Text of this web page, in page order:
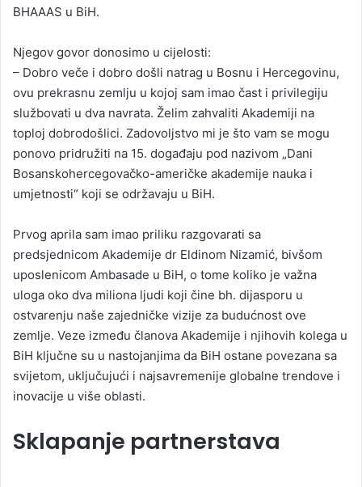
m
l
BHAAAS u BiH.
Njegov govor donosimo u cijelosti:
– Dobro veče i dobro došli natrag u Bosnu i Hercegovinu,
ovu prekrasnu zemlju u kojoj sam imao čast i privilegiju
službovati u dva navrata. Želim zahvaliti Akademiji na
toploj dobrodošlici. Zadovoljstvo mi je što vam se mogu
ponovo pridružiti na 15. događaju pod nazivom „Dani
Bosanskohercegovačko-američke akademije nauka i
umjetnosti“ koji se održavaju u BiH.
Prvog aprila sam imao priliku razgovarati sa
predsjednicom Akademije dr Eldinom Nizamić, bivšom
uposlenicom Ambasade u BiH, o tome koliko je važna
uloga oko dva miliona ljudi koji čine bh. dijasporu u
ostvarenju naše zajedničke vizije za budućnost ove
zemlje. Veze između članova Akademije i njihovih kolega u
BiH ključne su u nastojanjima da BiH ostane povezana sa
svijetom, uključujući i najsavremenije globalne trendove i
inovacije u više oblasti.
Sklapanje partnerstava